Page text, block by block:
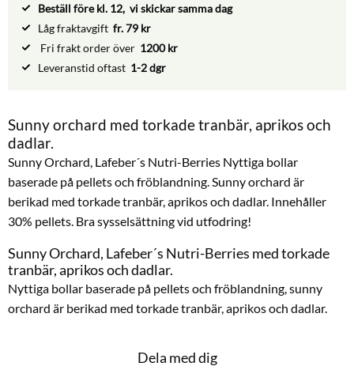
Beställ före kl. 12, vi skickar samma dag
Låg fraktavgift fr. 79 kr
Fri frakt order över 1200 kr
Leveranstid oftast 1-2 dgr
Sunny orchard med torkade tranbär, aprikos och
dadlar.
Sunny Orchard, Lafeber´s Nutri-Berries Nyttiga bollar
baserade på pellets och fröblandning. Sunny orchard är
berikad med torkade tranbär, aprikos och dadlar. Innehåller
30% pellets. Bra sysselsättning vid utfodring!
Sunny Orchard, Lafeber´s Nutri-Berries med torkade
tranbär, aprikos och dadlar.
Nyttiga bollar baserade på pellets och fröblandning, sunny
orchard är berikad med torkade tranbär, aprikos och dadlar.
Dela med dig